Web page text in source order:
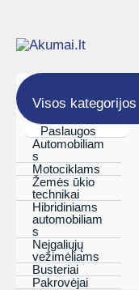
turinio
Visos kategorijos
Paslaugos
Automobiliam
s
Motociklams
Žemės ūkio
technikai
Hibridiniams
automobiliam
s
Neįgaliųjų
vežimėliams
Busteriai
Pakrovėjai